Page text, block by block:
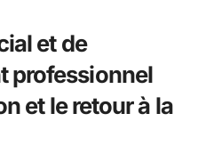
et de
professionnel
et le retour à la